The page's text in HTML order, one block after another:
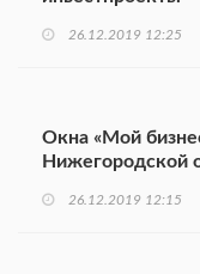
26.12.2019 12:25
Окна «Мой
Нижегородской
26.12.2019 12:15